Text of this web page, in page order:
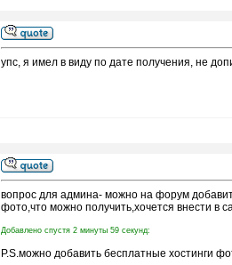
упс, я имел в виду по дате получения, не
вопрос для админа- можно на форум
фото,что можно получить,хочется внести в
Добавлено спустя 2 минуты 59 секунд:
P.S.можно добавить бесплатные хостинги